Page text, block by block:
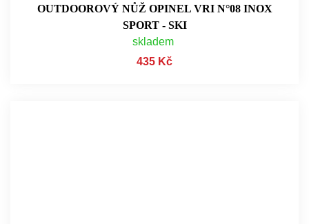
OUTDOOROVÝ NŮŽ OPINEL VRI N°08 INOX
SPORT - SKI
skladem
435 Kč